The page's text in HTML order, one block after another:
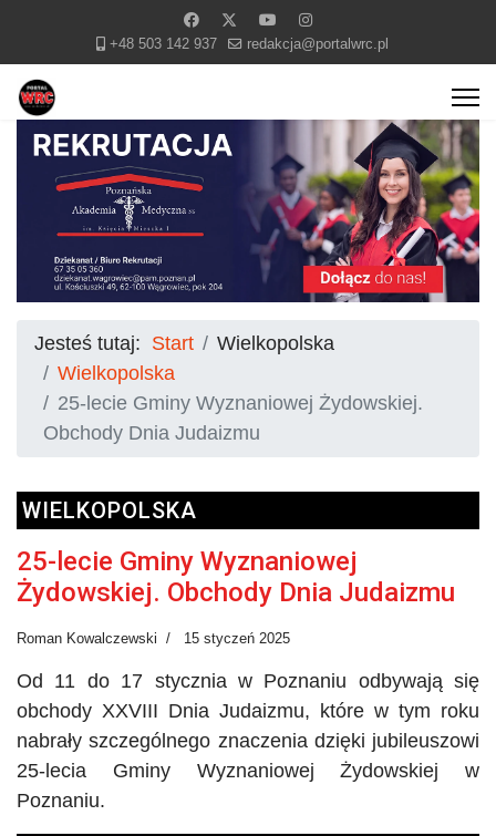
+48 503 142 937 redakcja@portalwrc.pl
Jesteś tutaj: Start
Wielkopolska
Wielkopolska
25-lecie Gminy Wyznaniowej Żydowskiej.
Obchody Dnia Judaizmu
WIELKOPOLSKA
25-lecie Gminy Wyznaniowej
Żydowskiej. Obchody Dnia Judaizmu
Roman Kowalczewski 15 styczeń 2025
Od 11 do 17 stycznia w Poznaniu odbywają się
obchody XXVIII Dnia Judaizmu, które w tym roku
nabrały szczególnego znaczenia dzięki jubileuszowi
25-lecia Gminy Wyznaniowej Żydowskiej w
Poznaniu.